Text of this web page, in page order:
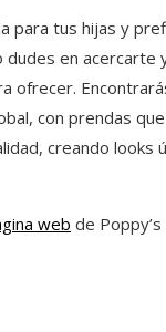
para tus hijas y
en acercarte
ofrecer.
con prendas
creando looks
web de